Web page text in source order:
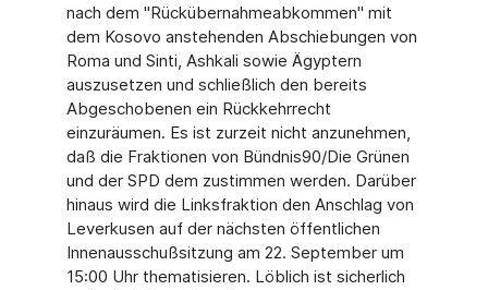
nach dem "Rückübernahmeabkommen" mit
dem Kosovo anstehenden Abschiebungen von
Roma und Sinti, Ashkali sowie Ägyptern
auszusetzen und schließlich den bereits
Abgeschobenen ein Rückkehrrecht
einzuräumen. Es ist zurzeit nicht anzunehmen,
daß die Fraktionen von Bündnis90/Die Grünen
und der SPD dem zustimmen werden. Darüber
hinaus wird die Linksfraktion den Anschlag von
Leverkusen auf der nächsten öffentlichen
Innenausschußsitzung am 22. September um
15:00 Uhr thematisieren. Löblich ist sicherlich